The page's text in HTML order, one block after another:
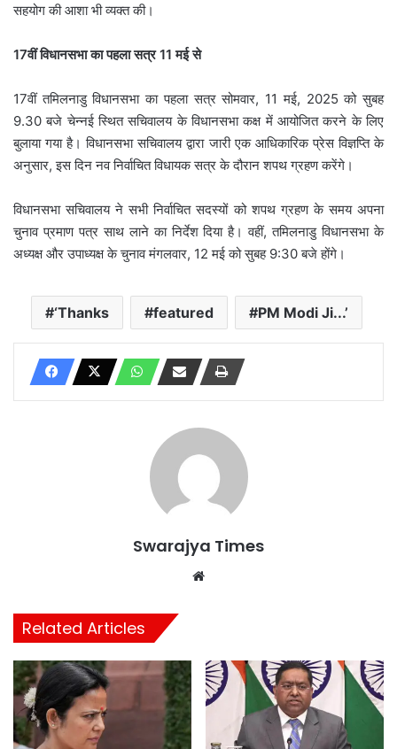
सहयोग की आशा भी व्यक्त की।
17वीं विधानसभा का पहला सत्र 11 मई से
17वीं तमिलनाडु विधानसभा का पहला सत्र सोमवार, 11 मई, 2025 को सुबह
9.30 बजे चेन्नई स्थित सचिवालय के विधानसभा कक्ष में आयोजित करने के लिए
बुलाया गया है। विधानसभा सचिवालय द्वारा जारी एक आधिकारिक प्रेस विज्ञप्ति के
अनुसार, इस दिन नव निर्वाचित विधायक सत्र के दौरान शपथ ग्रहण करेंगे।
विधानसभा सचिवालय ने सभी निर्वाचित सदस्यों को शपथ ग्रहण के समय अपना
चुनाव प्रमाण पत्र साथ लाने का निर्देश दिया है। वहीं, तमिलनाडु विधानसभा के
अध्यक्ष और उपाध्यक्ष के चुनाव मंगलवार, 12 मई को सुबह 9:30 बजे होंगे।
‘Thanks featured PM Modi Ji...’
Swarajya Times
Related Articles